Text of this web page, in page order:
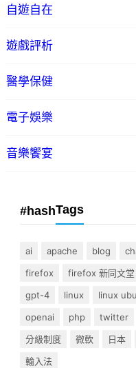
自遊自在
遊戲評析
醫學保健
電子娛樂
音樂饗宴
#hashTags
ai apache blog
firefox
firefox 新同文堂
gpt-4
linux linux
openai
php twitter
分級制度
微軟 日本
輸入法